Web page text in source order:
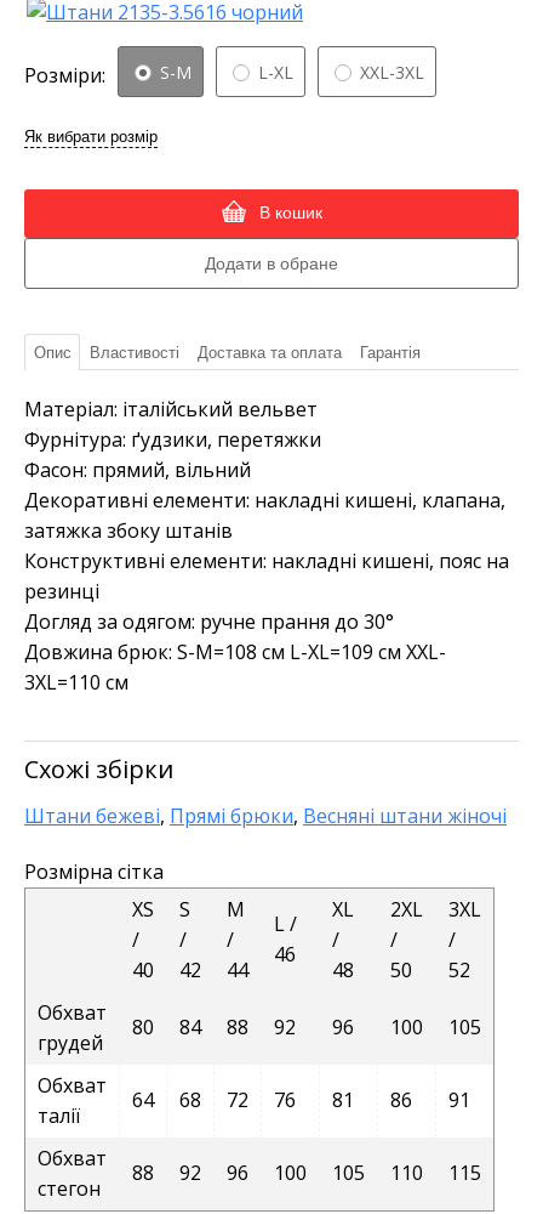
Розміри: S-M L-XL XXL-3XL
Як вибрати розмір
В кошик
Опис Властивості Доставка та оплата Гарантія
Матеріал: італійський вельвет
Фурнітура: ґудзики, перетяжки
Фасон: прямий, вільний
Декоративні елементи: накладні кишені, клапана,
затяжка збоку штанів
Конструктивні елементи: накладні кишені, пояс на
резинці
Догляд за одягом: ручне прання до 30°
Довжина брюк: S-M=108 см L-XL=109 см XXL-
3XL=110 см
Схожі збірки
Штани бежеві, Прямі брюки, Весняні штани жіночі
Розмірна сітка
XS
/
40
S
/
42
M
/
44
L /
46
XL
/
48
2XL
/
50
3XL
/
52
Обхват
грудей
80 84 88 92 96 100 105
Обхват
талії
64 68 72 76 81 86 91
Обхват
стегон
88 92 96 100 105 110 115